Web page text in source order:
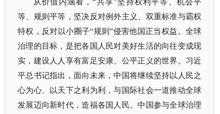
从价值内涵看，“共享”坚持权利平等、机会平
等、规则平等，坚决反对例外主义、双重标准与霸权
特权，反对以小圈子“规则”侵害他国正当权益。全球
治理的目标，是把各国人民对美好生活的向往变成现
实，建设人人享有富足安康、公平正义的世界。习近
平总书记指出，面向未来，中国将继续坚持以人民之
心为心、以天下之利为利，与国际社会一道推动全球
发展迈向新时代，造福各国人民。中国参与全球治理